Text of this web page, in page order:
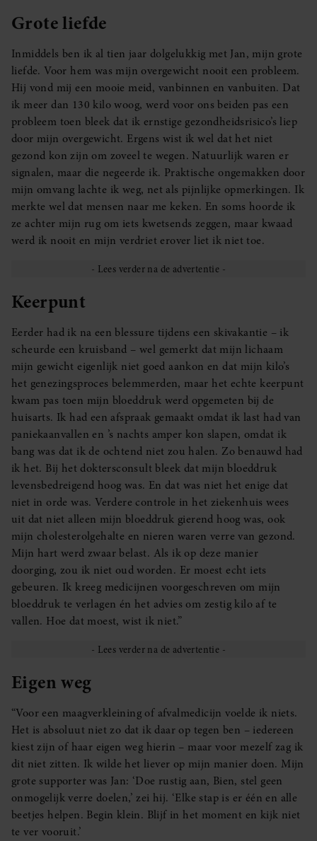
Grote liefde
Inmiddels ben ik al tien jaar dolgelukkig met Jan, mijn grote
liefde. Voor hem was mijn overgewicht nooit een probleem.
Hij vond mij een mooie meid, vanbinnen en vanbuiten. Dat
ik meer dan 130 kilo woog, werd voor ons beiden pas een
probleem toen bleek dat ik ernstige gezondheidsrisico’s liep
door mijn overgewicht. Ergens wist ik wel dat het niet
gezond kon zijn om zoveel te wegen. Natuurlijk waren er
signalen, maar die negeerde ik. Praktische ongemakken door
mijn omvang lachte ik weg, net als pijnlijke opmerkingen. Ik
merkte wel dat mensen naar me keken. En soms hoorde ik
ze achter mijn rug om iets kwetsends zeggen, maar kwaad
werd ik nooit en mijn verdriet erover liet ik niet toe.
Keerpunt
Eerder had ik na een blessure tijdens een skivakantie – ik
scheurde een kruisband – wel gemerkt dat mijn lichaam
mijn gewicht eigenlijk niet goed aankon en dat mijn kilo’s
het genezingsproces belemmerden, maar het echte keerpunt
kwam pas toen mijn bloeddruk werd opgemeten bij de
huisarts. Ik had een afspraak gemaakt omdat ik last had van
paniekaanvallen en ’s nachts amper kon slapen, omdat ik
bang was dat ik de ochtend niet zou halen. Zo benauwd had
ik het. Bij het doktersconsult bleek dat mijn bloeddruk
levensbedreigend hoog was. En dat was niet het enige dat
niet in orde was. Verdere controle in het ziekenhuis wees
uit dat niet alleen mijn bloeddruk gierend hoog was, ook
mijn cholesterolgehalte en nieren waren verre van gezond.
Mijn hart werd zwaar belast. Als ik op deze manier
doorging, zou ik niet oud worden. Er moest echt iets
gebeuren. Ik kreeg medicijnen voorgeschreven om mijn
bloeddruk te verlagen én het advies om zestig kilo af te
vallen. Hoe dat moest, wist ik niet.”
Eigen weg
“Voor een maagverkleining of afvalmedicijn voelde ik niets.
Het is absoluut niet zo dat ik daar op tegen ben – iedereen
kiest zijn of haar eigen weg hierin – maar voor mezelf zag ik
dit niet zitten. Ik wilde het liever op mijn manier doen. Mijn
grote supporter was Jan: ‘Doe rustig aan, Bien, stel geen
onmogelijk verre doelen,’ zei hij. ‘Elke stap is er één en alle
beetjes helpen. Begin klein. Blijf in het moment en kijk niet
te ver vooruit.’